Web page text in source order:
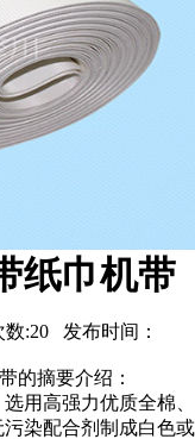
纸巾机带
:20 发布时间：
的摘要介绍：
用高强力优质全棉、
染配合剂制成白色或